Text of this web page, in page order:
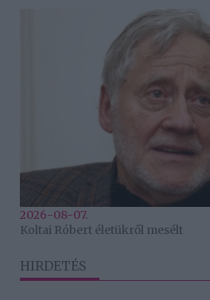
2026-08-07.
Koltai Róbert életükről mesélt
HIRDETÉS